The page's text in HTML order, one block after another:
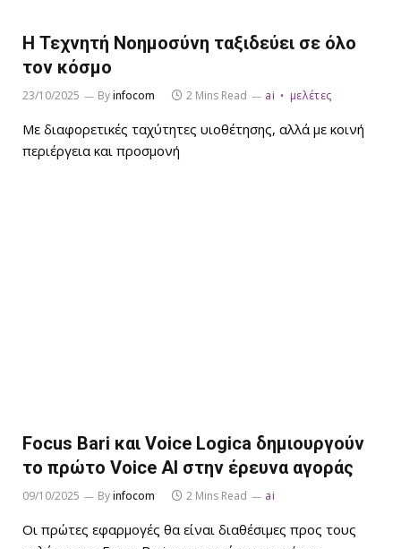
Η Τεχνητή Νοημοσύνη ταξιδεύει σε όλο
τον κόσμο
23/10/2025 Byinfocom 2 Mins Read ai μελέτες
Με διαφορετικές ταχύτητες υιοθέτησης, αλλά με κοινή
περιέργεια και προσμονή
Focus Bari και Voice Logica δημιουργούν
το πρώτο Voice AI στην έρευνα αγοράς
09/10/2025 Byinfocom 2 Mins Read ai
Οι πρώτες εφαρμογές θα είναι διαθέσιμες προς τους